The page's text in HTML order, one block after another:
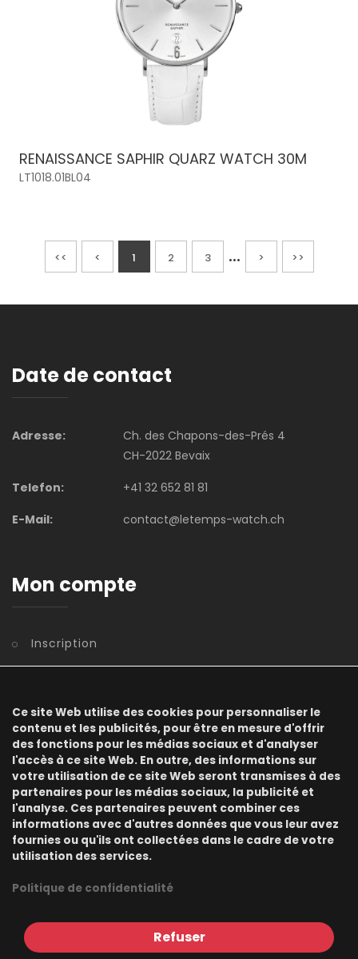
RENAISSANCE SAPHIR QUARZ WATCH 30M
LT1018.01BL04
<< < 1 2 3 ... > >>
Date de contact
Adresse:
Ch. des Chapons-des-Prés 4
CH-2022 Bevaix
Telefon:
+41 32 652 81 81
E-Mail:
contact@letemps-watch.ch
Mon compte
Inscription
Registrierung
Kennwort vergessen
Information
CGV
Protection des donnés
Impressum
Ce site Web utilise des cookies pour personnaliser le
contenu et les publicités, pour être en mesure d'offrir
des fonctions pour les médias sociaux et d'analyser
l'accès à ce site Web. En outre, des informations sur
votre utilisation de ce site Web seront transmises à des
partenaires pour les médias sociaux, la publicité et
l'analyse. Ces partenaires peuvent combiner ces
informations avec d'autres données que vous leur avez
fournies ou qu'ils ont collectées dans le cadre de votre
utilisation des services.
Politique de confidentialité
Refuser